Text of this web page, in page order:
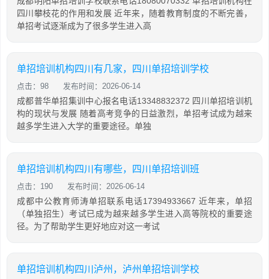
四川攀枝花的作用和发展 近年来，随着教育制度的不断完善，
单招考试逐渐成为了很多学生进入高
单招培训机构四川有几家，四川单招培训学校
点击：98 发布时间：2026-06-14
成都普华单招集训中心报名电话13348832372 四川单招培训机
构的现状与发展 随着高考竞争的日益激烈，单招考试成为越来
越多学生进入大学的重要途径。单独
单招培训机构四川有哪些，四川单招培训班
点击：190 发布时间：2026-06-14
成都中公教育师涛单招联系电话17394933667 近年来，单招
（单独招生）考试已成为越来越多学生进入高等院校的重要途
径。为了帮助学生更好地应对这一考试
单招培训机构四川泸州，泸州单招培训学校